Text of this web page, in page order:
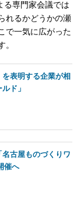
る専門家会議では
れるかどうかの瀬
で一気に広がった
を表明する企業が相
ド」
古屋ものづくりワ
催へ